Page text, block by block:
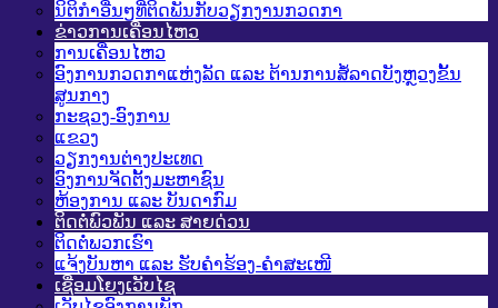
ນິຕິກໍາອື່ນໆທີ່ຕິດພັນກັບວຽກງານກວດກາ
ຂ່າວການເຄື່ອນໄຫວ
ການເຄື່ອນໄຫວ
ອົງການກວດກາແຫ່ງລັດ ແລະ ຕ້ານການສໍ້ລາດບັງຫຼວງຂັ້ນ
ສູນກາງ
ກະຊວງ-ອົງການ
ແຂວງ
ວຽກງານຕ່າງປະເທດ
ອົງການຈັດຕັ້ງມະຫາຊົນ
ຫ້ອງການ ແລະ ບັນດາກົມ
ຕິດຕໍ່ພົວພັນ ແລະ ສາຍດ່ວນ
ຕິດຕໍ່ພວກເຮົາ
ແຈ້ງບັນຫາ ແລະ ຮັບຄໍາຮ້ອງ-ຄໍາສະເໜີ
ເຊື່ອມໂຍງເວັບໄຊ